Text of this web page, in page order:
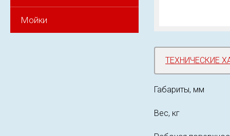
Мойки
ТЕХНИЧЕСКИЕ
Габариты, мм
Вес, кг